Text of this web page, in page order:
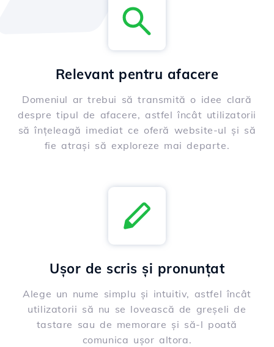
Relevant pentru afacere
Domeniul ar trebui să transmită o idee clară
despre tipul de afacere, astfel încât utilizatorii
să înțeleagă imediat ce oferă website-ul și să
fie atrași să exploreze mai departe.
Ușor de scris și pronunțat
Alege un nume simplu și intuitiv, astfel încât
utilizatorii să nu se lovească de greșeli de
tastare sau de memorare și să-l poată
comunica ușor altora.